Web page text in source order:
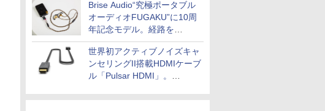
Brise Audio“究極ポータブル
オーディオFUGAKU”に10周
年記念モデル。経路を
NISHIKIで統一。400万円
世界初アクティブノイズキャ
ンセリングII搭載HDMIケーブ
ル「Pulsar HDMI」。